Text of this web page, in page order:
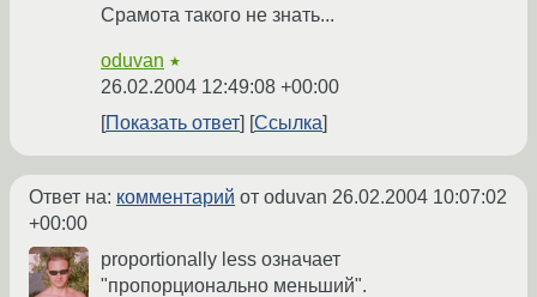
Срамота такого не знать...
oduvan ★
26.02.2004 12:49:08 +00:00
Показать ответ
Ссылка
Ответ на: комментарий от oduvan 26.02.2004 10:07:02
+00:00
proportionally less означает
"пропорционально меньший".